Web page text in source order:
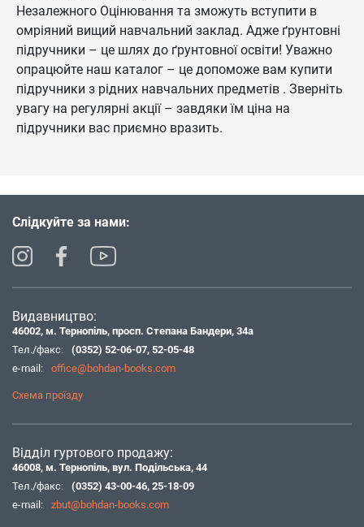
Незалежного Оцінювання та зможуть вступити в
омріяний вищий навчальний заклад. Адже ґрунтовні
підручники – це шлях до ґрунтовної освіти! Уважно
опрацюйте наш каталог – це допоможе вам купити
підручники з рідних навчальних предметів . Зверніть
увагу на регулярні акції – завдяки їм ціна на
підручники вас приємно вразить.
Слідкуйте за нами:
Видавництво:
46002, м. Тернопіль, просп. Степана Бандери, 34а
Тел./факс:
(0352) 52-06-07, 52-05-48
e-mail:
office@bohdan-books.com
Схема проїзду
Відділ гуртового продажу:
46008, м. Тернопіль, вул. Подільська, 44
Тел./факс:
(0352) 43-00-46, 25-18-09
e-mail:
zbut@bohdan-books.com